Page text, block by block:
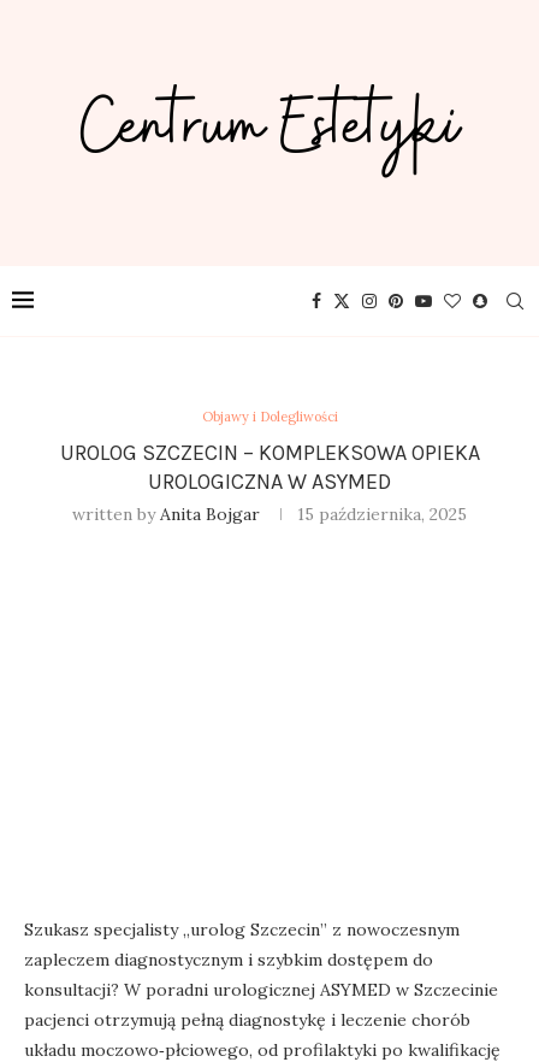
Objawy i Dolegliwości
UROLOG SZCZECIN – KOMPLEKSOWA OPIEKA
UROLOGICZNA W ASYMED
written byAnita Bojgar 15 października, 2025
Szukasz specjalisty „urolog Szczecin” z nowoczesnym
zapleczem diagnostycznym i szybkim dostępem do
konsultacji? W poradni urologicznej ASYMED w Szczecinie
pacjenci otrzymują pełną diagnostykę i leczenie chorób
układu moczowo‑płciowego, od profilaktyki po kwalifikację